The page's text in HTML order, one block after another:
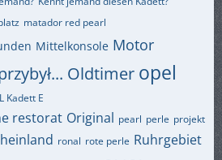
matador red pearl
Mittelkonsole Motor
Oldtimer opel
Kadett E
restorat Original pearl perle projekt
ronal rote perle Ruhrgebiet